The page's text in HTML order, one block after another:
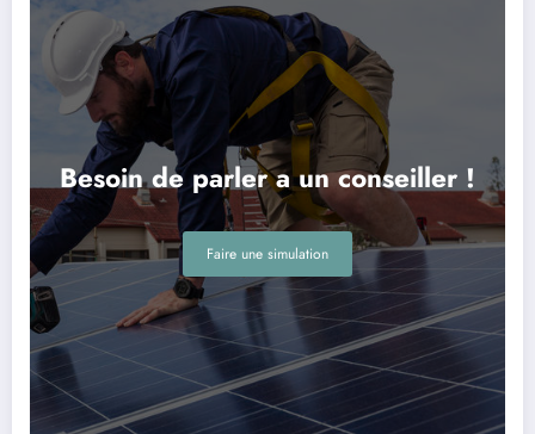
Besoin de parler a un conseiller !
Faire une simulation